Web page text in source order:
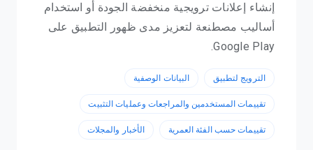
إنشاء إعلانات ترويجية منخفضة الجودة أو استخدام
أساليب مصطنعة لتعزيز مدى ظهور التطبيق على
Google Play.
الترويج لتطبيق البيانات الوصفية
تقييمات المستخدمين والمراجعات وعمليات التثبيت
تقييمات حسب الفئة العمرية الأخبار والمجلات